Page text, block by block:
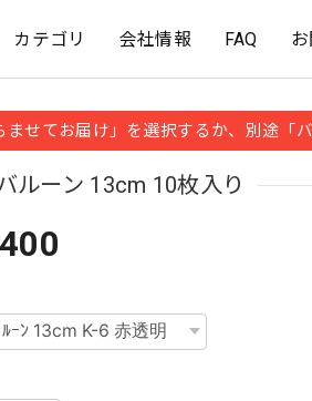
カテゴリ 会社情報 FAQ
てお届け」を選択するか、別途「バ
ルーン 13cm 10枚入り